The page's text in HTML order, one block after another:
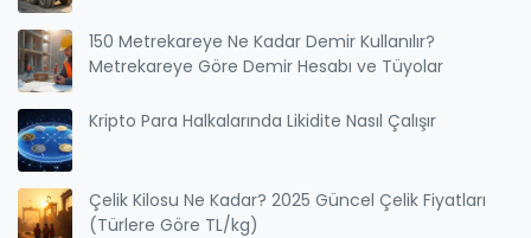
150 Metrekareye Ne Kadar Demir Kullanılır?
Metrekareye Göre Demir Hesabı ve Tüyolar
Kripto Para Halkalarında Likidite Nasıl Çalışır
Çelik Kilosu Ne Kadar? 2025 Güncel Çelik Fiyatları
(Türlere Göre TL/kg)